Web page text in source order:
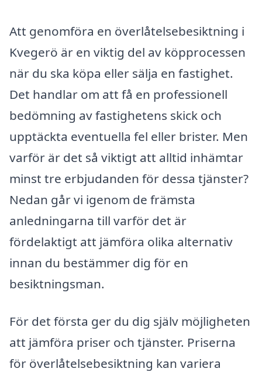
Att genomföra en överlåtelsebesiktning i
Kvegerö är en viktig del av köpprocessen
när du ska köpa eller sälja en fastighet.
Det handlar om att få en professionell
bedömning av fastighetens skick och
upptäckta eventuella fel eller brister. Men
varför är det så viktigt att alltid inhämtar
minst tre erbjudanden för dessa tjänster?
Nedan går vi igenom de främsta
anledningarna till varför det är
fördelaktigt att jämföra olika alternativ
innan du bestämmer dig för en
besiktningsman.
För det första ger du dig själv möjligheten
att jämföra priser och tjänster. Priserna
för överlåtelsebesiktning kan variera